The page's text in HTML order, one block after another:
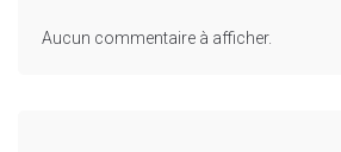
Aucun commentaire à afficher.